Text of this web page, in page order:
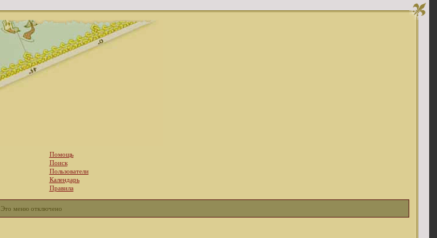
Помощь
Поиск
Пользователи
Календарь
Правила
Это меню отключено